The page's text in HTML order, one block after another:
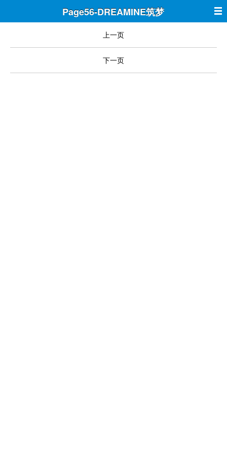
Page56-DREAMINE筑梦
上一页
下一页